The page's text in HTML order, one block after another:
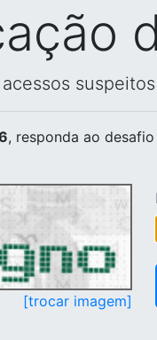
, responda ao
[trocar imagem]